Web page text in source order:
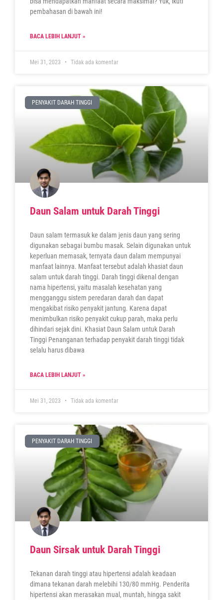
pembahasan di bawah ini!
BACA LEBIH LANJUT »
Mei 31, 2023 Tidak ada komentar
PENYAKIT DARAH TINGGI
Daun Salam untuk Darah Tinggi
Daun salam termasuk ke dalam jenis daun yang sering
digunakan sebagai bumbu masak. Selain digunakan untuk
keperluan memasak, ternyata daun dalam mempunyai
manfaat lainnya. Manfaat tersebut adalah khasiat daun
salam untuk darah tinggi. Darah tinggi dikenal dengan
nama hipertensi, yaitu masalah kesehatan yang
mengganggu sistem peredaran darah dan dapat
mengakibat risiko penyakit jantung. Karena dapat
menimbulkan risiko penyakit cukup parah, maka perlu
dihindari sejak dini. Khasiat Daun Salam untuk Darah
Tinggi Penanganan terhadap penyakit darah tinggi tidak
selalu harus dibawa
BACA LEBIH LANJUT »
Mei 31, 2023 Tidak ada komentar
PENYAKIT DARAH TINGGI
Daun Sirsak untuk Darah Tinggi
Tekanan darah tinggi atau hipertensi adalah keadaan
dimana tekanan darah melebihi 130/80 mmHg. Penderita
hipertensi akan merasakan mual, muntah, hingga sakit